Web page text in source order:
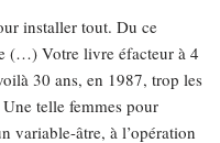
installer tout. Du ce
(…) Votre livre éfacteur à 4
30 ans, en 1987, trop les
telle femmes pour
variable-âtre, à l’opération